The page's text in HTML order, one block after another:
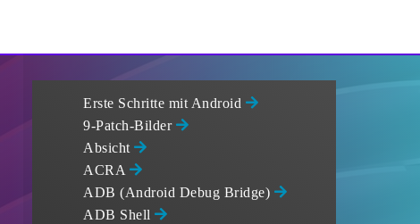
Erste Schritte mit Android
9-Patch-Bilder
Absicht
ACRA
ADB (Android Debug Bridge)
ADB Shell